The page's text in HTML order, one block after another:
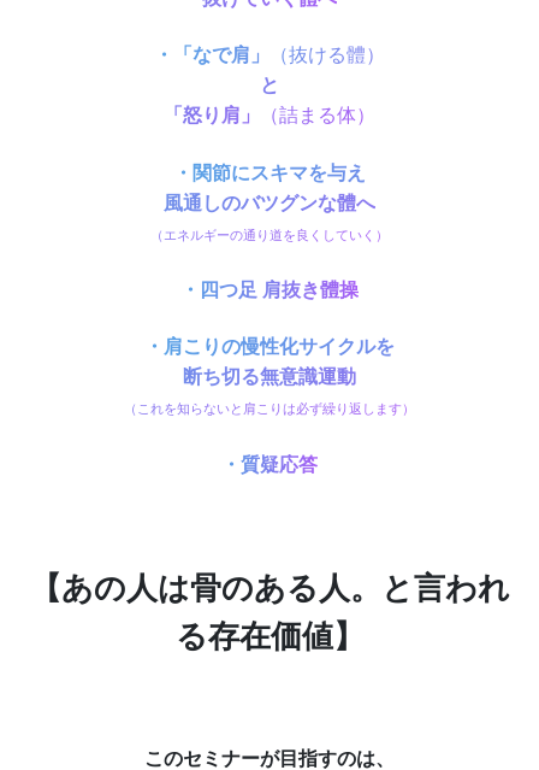
・「なで肩」
（抜ける體）
と
「怒り肩」
（詰まる体）
・関節にスキマを与え
風通しのバツグンな體へ
（エネルギーの通り道を良くしていく）
・四つ足 肩抜き體操
・肩こりの慢性化サイクルを
断ち切る無意識運動
（これを知らないと肩こりは必ず繰り返します）
・質疑応答
【あの人は骨のある人。と言われ
る存在価値】
このセミナーが目指すのは、